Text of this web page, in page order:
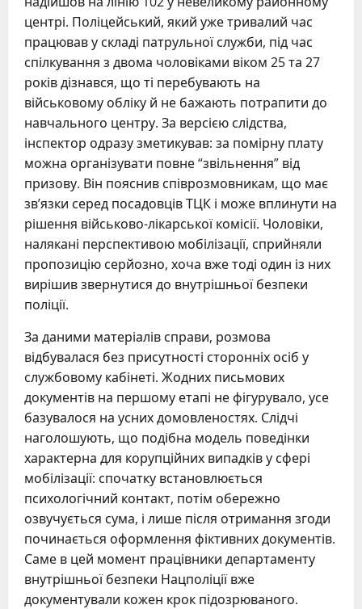
центрі. Поліцейський, який уже тривалий час
працював у складі патрульної служби, під час
спілкування з двома чоловіками віком 25 та 27
років дізнався, що ті перебувають на
військовому обліку й не бажають потрапити до
навчального центру. За версією слідства,
інспектор одразу зметикував: за помірну плату
можна організувати повне “звільнення” від
призову. Він пояснив співрозмовникам, що має
зв’язки серед посадовців ТЦК і може вплинути на
рішення військово-лікарської комісії. Чоловіки,
налякані перспективою мобілізації, сприйняли
пропозицію серйозно, хоча вже тоді один із них
вирішив звернутися до внутрішньої безпеки
поліції.
За даними матеріалів справи, розмова
відбувалася без присутності сторонніх осіб у
службовому кабінеті. Жодних письмових
документів на першому етапі не фігурувало, усе
базувалося на усних домовленостях. Слідчі
наголошують, що подібна модель поведінки
характерна для корупційних випадків у сфері
мобілізації: спочатку встановлюється
психологічний контакт, потім обережно
озвучується сума, і лише після отримання згоди
починається оформлення фіктивних документів.
Саме в цей момент працівники департаменту
внутрішньої безпеки Нацполіції вже
документували кожен крок підозрюваного.